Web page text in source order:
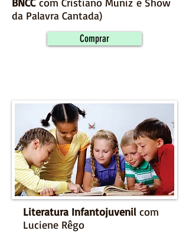
da Palavra Cantada)
Comprar
Literatura Infantojuvenil com
Luciene Rêgo